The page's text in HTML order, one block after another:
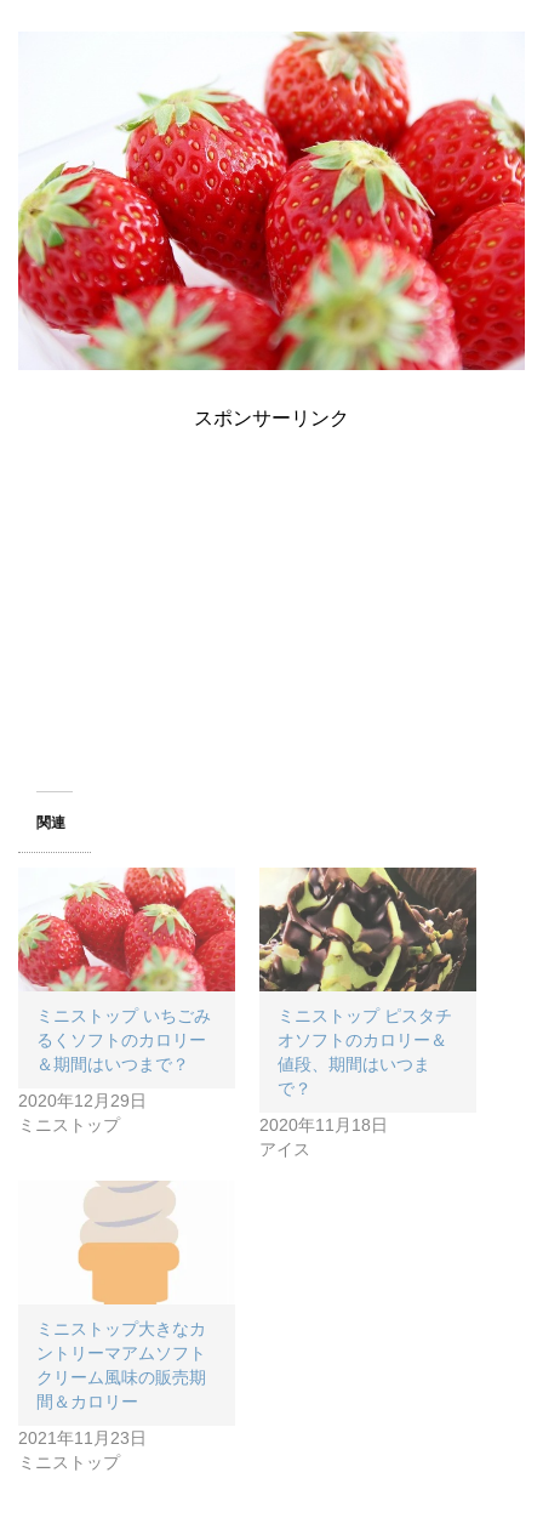
スポンサーリンク
関連
ミニストップ いちごみ
るくソフトのカロリー
＆期間はいつまで？
2020年12月29日
ミニストップ
ミニストップ ピスタチ
オソフトのカロリー＆
値段、期間はいつま
で？
2020年11月18日
アイス
ミニストップ大きなカ
ントリーマアムソフト
クリーム風味の販売期
間＆カロリー
2021年11月23日
ミニストップ